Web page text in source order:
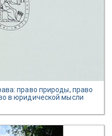
право природы, право
в юридической мысли